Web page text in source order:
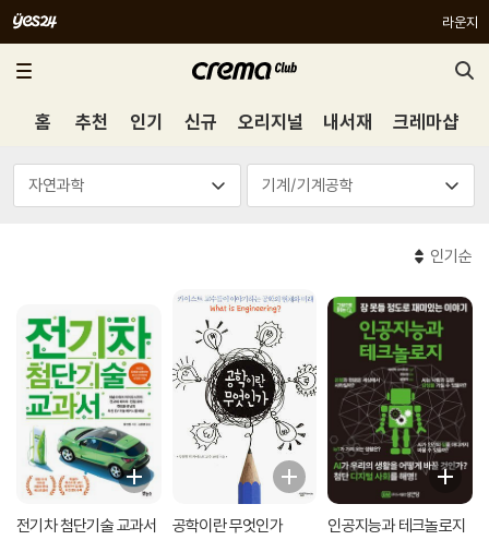
라운지
홈 추천 인기 신규 오리지널 내서재 크레마샵
인기순
전기차 첨단기술 교과서 공학이란 무엇인가 인공지능과 테크놀로지